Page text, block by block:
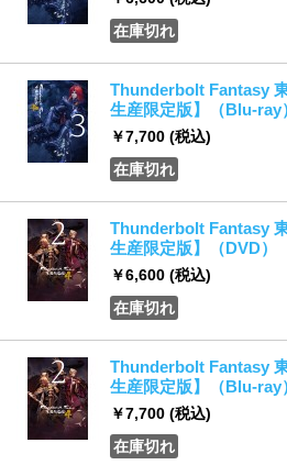
在庫切れ
Thunderbolt Fantasy
生産限定版】（Blu-ray
￥7,700 (税込)
在庫切れ
Thunderbolt Fantasy
生産限定版】（DVD）
￥6,600 (税込)
在庫切れ
Thunderbolt Fantasy
生産限定版】（Blu-ray
￥7,700 (税込)
在庫切れ